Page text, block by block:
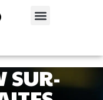
SUR-